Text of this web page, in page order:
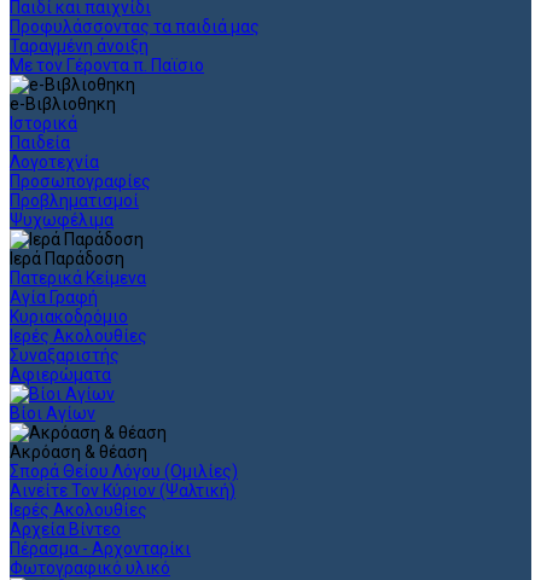
Παιδί και παιχνίδι
Προφυλάσσοντας τα παιδιά μας
Ταραγμένη άνοιξη
Με τον Γέροντα π. Παϊσιο
e-Βιβλιοθηκη
Ιστορικά
Παιδεία
Λογοτεχνία
Προσωπογραφίες
Προβληματισμοί
Ψυχωφέλιμα
Ιερά Παράδοση
Πατερικά Κείμενα
Αγία Γραφή
Κυριακοδρόμιο
Ιερές Ακολουθίες
Συναξαριστής
Αφιερώματα
Βίοι Αγίων
Ακρόαση & θέαση
Σπορά Θείου Λόγου (Ομιλίες)
Αινείτε Τον Κύριον (Ψαλτική)
Ιερές Ακολουθίες
Αρχεία Βίντεο
Πέρασμα - Αρχονταρίκι
Φωτογραφικό υλικό